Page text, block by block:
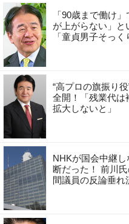
「90歳まで働け
が上がらない」と
「童貞男子そっ
“高プロの旗振り
全開！「残業代は
拡大しないと」
NHKが国会中継
断だった！ 前川
間議員の反論垂れ